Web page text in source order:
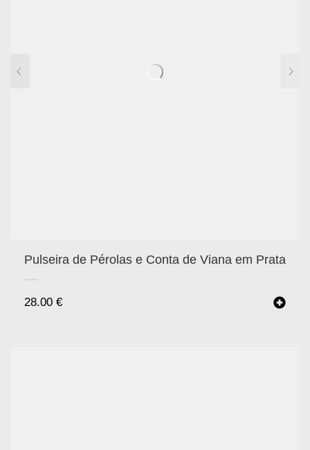
Pulseira de Pérolas e Conta de Viana em Prata
28.00 €